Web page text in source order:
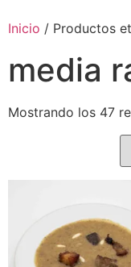
Inicio / Productos
media
Mostrando los 47